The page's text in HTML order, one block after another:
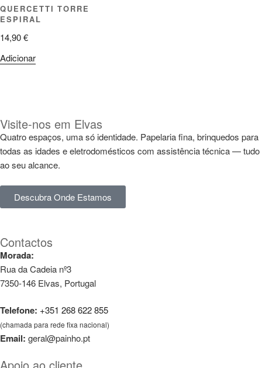
QUERCETTI TORRE
ESPIRAL
14,90€
Adicionar
Visite-nos em Elvas
Quatro espaços, uma só identidade. Papelaria fina, brinquedos para
todas as idades e eletrodomésticos com assistência técnica — tudo
ao seu alcance.
Descubra Onde Estamos
Contactos
Morada:
Rua da Cadeia nº3
7350-146 Elvas, Portugal
Telefone: +351 268 622 855
(chamada para rede fixa nacional)
Email: geral@painho.pt